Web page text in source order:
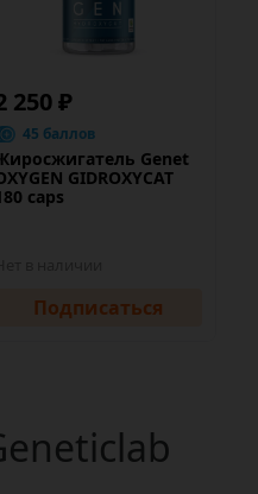
250 ₽
45 баллов
Genet
GIDROXYCAT
caps
Подписаться